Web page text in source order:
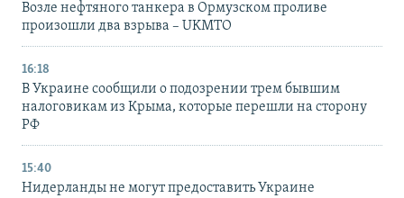
Возле нефтяного танкера в Ормузском проливе
произошли два взрыва – UKMTO
16:18
В Украине сообщили о подозрении трем бывшим
налоговикам из Крыма, которые перешли на сторону
РФ
15:40
Нидерланды не могут предоставить Украине